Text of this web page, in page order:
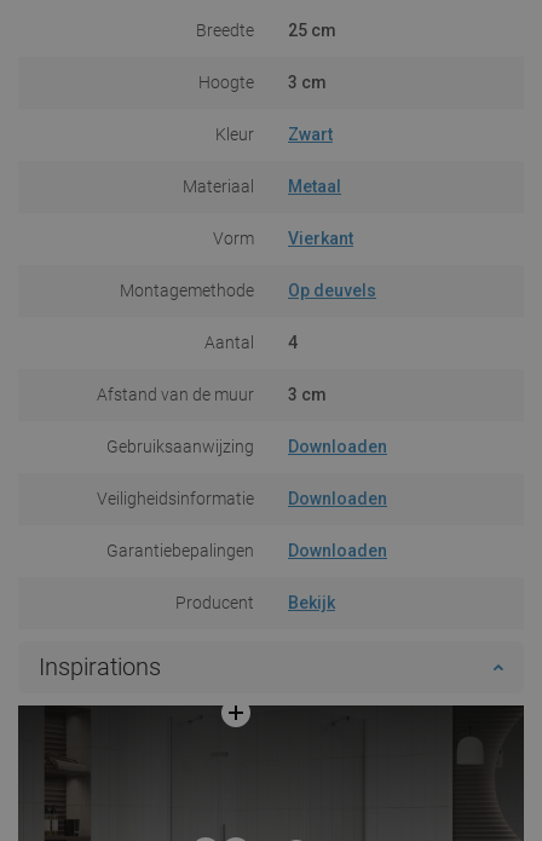
Breedte 25 cm
Hoogte 3 cm
Kleur Zwart
Materiaal Metaal
Vorm Vierkant
Montagemethode Op deuvels
Aantal 4
Afstand van de muur 3 cm
Gebruiksaanwijzing Downloaden
Veiligheidsinformatie Downloaden
Garantiebepalingen Downloaden
Producent Bekijk
Inspirations